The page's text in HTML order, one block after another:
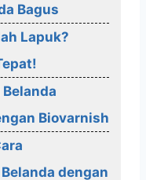
Bagus
Lapuk?
Biovarnish
dengan